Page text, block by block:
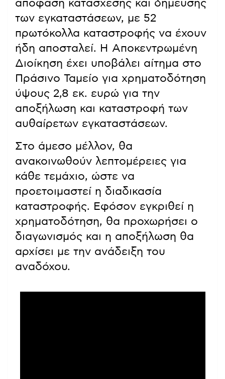
απόφαση κατάσχεσης και δήμευσης
των εγκαταστάσεων, με 52
πρωτόκολλα καταστροφής να έχουν
ήδη αποσταλεί. Η Αποκεντρωμένη
Διοίκηση έχει υποβάλει αίτημα στο
Πράσινο Ταμείο για χρηματοδότηση
ύψους 2,8 εκ. ευρώ για την
αποξήλωση και καταστροφή των
αυθαίρετων εγκαταστάσεων.
Στο άμεσο μέλλον, θα
ανακοινωθούν λεπτομέρειες για
κάθε τεμάχιο, ώστε να
προετοιμαστεί η διαδικασία
καταστροφής. Εφόσον εγκριθεί η
χρηματοδότηση, θα προχωρήσει ο
διαγωνισμός και η αποξήλωση θα
αρχίσει με την ανάδειξη του
αναδόχου.